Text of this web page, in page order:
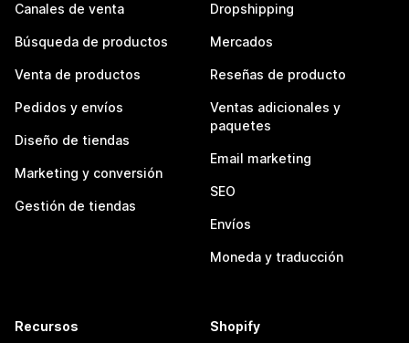
Canales de venta
Búsqueda de productos
Venta de productos
Pedidos y envíos
Diseño de tiendas
Marketing y conversión
Gestión de tiendas
Dropshipping
Mercados
Reseñas de producto
Ventas adicionales y
paquetes
Email marketing
SEO
Envíos
Moneda y traducción
Recursos Shopify